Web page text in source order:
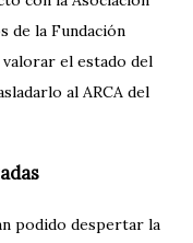
de la Fundación
valorar el estado del
al ARCA del
podido despertar la